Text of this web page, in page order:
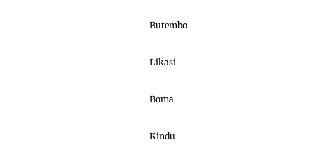
Butembo
Likasi
Boma
Kindu